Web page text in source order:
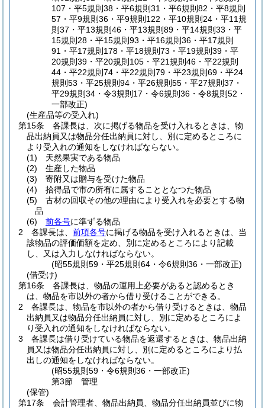
107・平5規則38・平6規則31・平6規則82・平8規則
57・平9規則36・平9規則122・平10規則24・平11規
則37・平13規則46・平13規則89・平14規則33・平
15規則28・平15規則93・平16規則36・平17規則
91・平17規則178・平18規則73・平19規則39・平
20規則39・平20規則105・平21規則46・平22規則
44・平22規則74・平22規則79・平23規則69・平24
規則53・平25規則94・平26規則55・平27規則37・
平29規則34・令3規則17・令6規則36・令8規則52・
一部改正)
(生産品等の受入れ)
第15条
各課長は、次に掲げる物品を受け入れるときは、物
品出納員又は物品分任出納員に対し、別に定めるところに
より受入れの通知をしなければならない。
(1)
天然果実である物品
(2)
生産した物品
(3)
寄附又は贈与を受けた物品
(4)
拾得品で市の所有に属することとなつた物品
(5)
古材の回収その他の理由により受入れを必要とする物
品
(6)
前各号に準ずる物品
2
各課長は、 前項各号に掲げる物品を受け入れるときは、当
該物品の評価価額を定め、別に定めるところにより記載
し、又は入力しなければならない。
(昭55規則59・平25規則64・令6規則36・一部改正)
(借受け)
第16条
各課長は、物品の運用上必要があると認めるとき
は、物品を市以外の者から借り受けることができる。
2
各課長は、物品を市以外の者から借り受けるときは、物品
出納員又は物品分任出納員に対し、別に定めるところによ
り受入れの通知をしなければならない。
3
各課長は借り受けている物品を返還するときは、物品出納
員又は物品分任出納員に対し、別に定めるところにより払
出しの通知をしなければならない。
(昭55規則59・令6規則36・一部改正)
第3節
管理
(保管)
第17条
会計管理者、物品出納員、物品分任出納員並びに物